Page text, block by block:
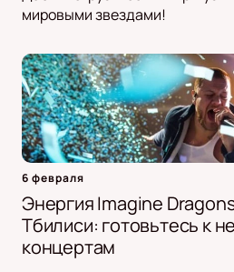
мировыми звездами!
6 февраля
Энергия Imagine
Тбилиси: готовьтесь к
концертам